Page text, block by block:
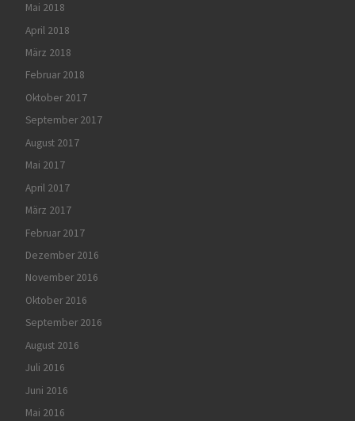
Mai 2018
April 2018
März 2018
Februar 2018
Oktober 2017
September 2017
August 2017
Mai 2017
April 2017
März 2017
Februar 2017
Dezember 2016
November 2016
Oktober 2016
September 2016
August 2016
Juli 2016
Juni 2016
Mai 2016